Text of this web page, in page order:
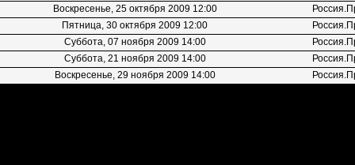
Воскресенье, 25 октября 2009 12:00
Пятница, 30 октября 2009 12:00
Суббота, 07 ноября 2009 14:00
Суббота, 21 ноября 2009 14:00
Воскресенье, 29 ноября 2009 14:00